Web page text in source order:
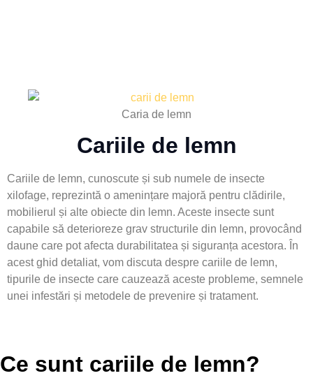
Caria de lemn
Cariile de lemn
Cariile de lemn, cunoscute și sub numele de insecte
xilofage, reprezintă o amenințare majoră pentru clădirile,
mobilierul și alte obiecte din lemn. Aceste insecte sunt
capabile să deterioreze grav structurile din lemn, provocând
daune care pot afecta durabilitatea și siguranța acestora. În
acest ghid detaliat, vom discuta despre cariile de lemn,
tipurile de insecte care cauzează aceste probleme, semnele
unei infestări și metodele de prevenire și tratament.
Ce sunt cariile de lemn?